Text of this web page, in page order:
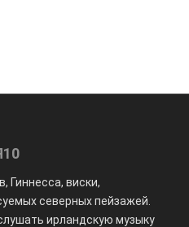
Гиннесса, виски,
северных пейзажей.
ирландскую музыку